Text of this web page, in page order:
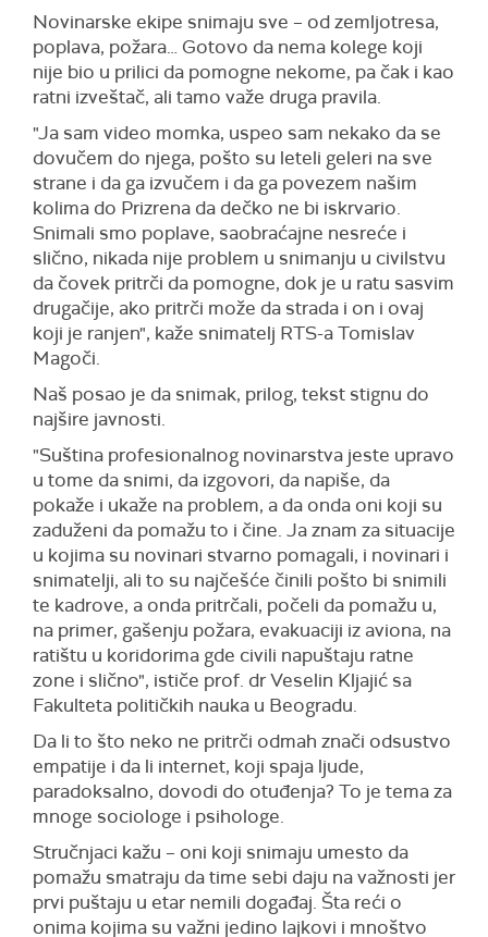
Novinarske ekipe snimaju sve – od zemljotresa,
poplava, požara… Gotovo da nema kolege koji
nije bio u prilici da pomogne nekome, pa čak i kao
ratni izveštač, ali tamo važe druga pravila.
"Ja sam video momka, uspeo sam nekako da se
dovučem do njega, pošto su leteli geleri na sve
strane i da ga izvučem i da ga povezem našim
kolima do Prizrena da dečko ne bi iskrvario.
Snimali smo poplave, saobraćajne nesreće i
slično, nikada nije problem u snimanju u civilstvu
da čovek pritrči da pomogne, dok je u ratu sasvim
drugačije, ako pritrči može da strada i on i ovaj
koji je ranjen", kaže snimatelj RTS-a Tomislav
Magoči.
Naš posao je da snimak, prilog, tekst stignu do
najšire javnosti.
"Suština profesionalnog novinarstva jeste upravo
u tome da snimi, da izgovori, da napiše, da
pokaže i ukaže na problem, a da onda oni koji su
zaduženi da pomažu to i čine. Ja znam za situacije
u kojima su novinari stvarno pomagali, i novinari i
snimatelji, ali to su najčešće činili pošto bi snimili
te kadrove, a onda pritrčali, počeli da pomažu u,
na primer, gašenju požara, evakuaciji iz aviona, na
ratištu u koridorima gde civili napuštaju ratne
zone i slično", ističe prof. dr Veselin Kljajić sa
Fakulteta političkih nauka u Beogradu.
Da li to što neko ne pritrči odmah znači odsustvo
empatije i da li internet, koji spaja ljude,
paradoksalno, dovodi do otuđenja? To je tema za
mnoge sociologe i psihologe.
Stručnjaci kažu – oni koji snimaju umesto da
pomažu smatraju da time sebi daju na važnosti jer
prvi puštaju u etar nemili događaj. Šta reći o
onima kojima su važni jedino lajkovi i mnoštvo